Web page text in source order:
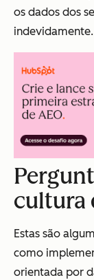
os dados dos
indevidamente.
cultura
Estas são
como
orientada por